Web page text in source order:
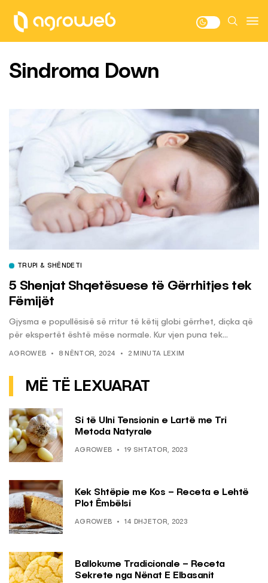
Sindroma Down
TRUPI & SHËNDETI
5 Shenjat Shqetësuese të Gërrhitjes tek
Fëmijët
Gjysma e popullësisë së rritur të këtij globi gërrhet, diçka që
për ekspertët është mëse normale. Kur vjen puna tek...
AGROWEB 8 NËNTOR, 2024 2 MINUTA LEXIM
MË TË LEXUARAT
Si të Ulni Tensionin e Lartë me Tri
Metoda Natyrale
AGROWEB 19 SHTATOR, 2023
Kek Shtëpie me Kos – Receta e Lehtë
Plot Ëmbëlsi
AGROWEB 14 DHJETOR, 2023
Ballokume Tradicionale – Receta
Sekrete nga Nënat E Elbasanit